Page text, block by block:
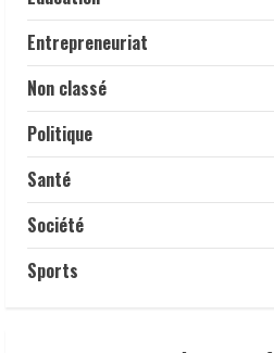
Entrepreneuriat
Non classé
Politique
Santé
Société
Sports